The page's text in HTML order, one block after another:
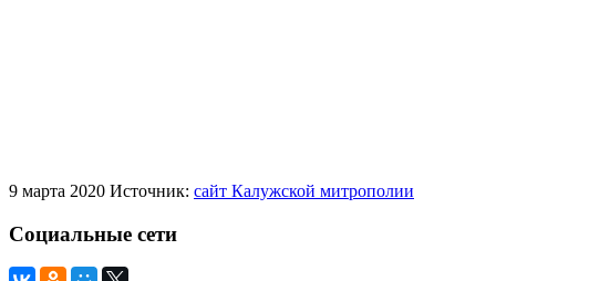
9 марта 2020 Источник: сайт Калужской митрополии
Социальные сети